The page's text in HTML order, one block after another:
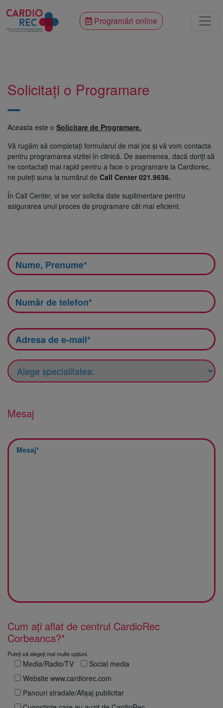
Programări online
Solicitați o Programare
Aceasta este o Solicitare de Programare.
Vă rugăm să completați formularul de mai jos și vă vom contacta
pentru programarea vizitei în clinică. De asemenea, dacă doriți să
ne contactați mai rapid pentru a face o programare la Cardiorec,
ne puteți suna la numărul de Call Center 021.9636.
În Call Center, vi se vor solicita date suplimentare pentru
asigurarea unui proces de programare cât mai eficient.
Mesaj
Cum ați aflat de centrul CardioRec
Corbeanca?*
Puteți să alegeți mai multe opțiuni.
Media/Radio/TV
Social media
Website www.cardiorec.com
Panouri stradale/Afișaj publicitar